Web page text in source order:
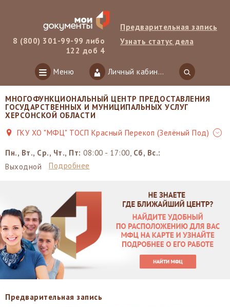
8 (800) 301-99-99 либо
122 доб 4
Предварительная запись
Узнать статус дела
Меню Личный кабинет
МНОГОФУНКЦИОНАЛЬНЫЙ ЦЕНТР ПРЕДОСТАВЛЕНИЯ
ГОСУДАРСТВЕННЫХ И МУНИЦИПАЛЬНЫХ УСЛУГ
ХЕРСОНСКОЙ ОБЛАСТИ
ГКУ ХО "МФЦ" ТОСП Красный Перекоп (Зелёный Под)
Пн., Вт., Ср., Чт., Пт: 08:00 - 17:00, Сб, Вс.:
Выходной
Подробнее
Предварительная запись